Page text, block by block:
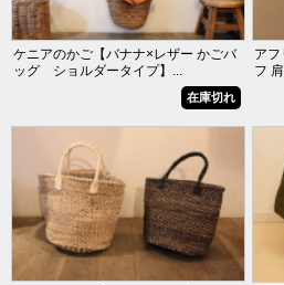
ケニアのかご【バナナ×レザー かごバ
ッグ ショルダータイプ】...
在庫切れ
ア
フ